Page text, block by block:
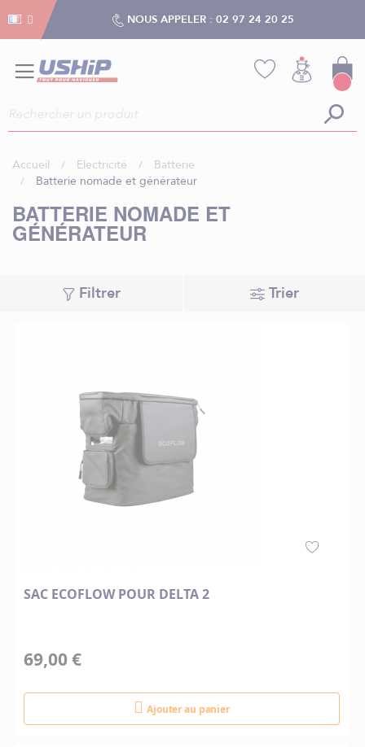
NOUS APPELER : 02 97 24 20 25
Accueil Electricité
Batterie
Batterie nomade et générateur
BATTERIE NOMADE ET
GÉNÉRATEUR
Filtrer Trier
SAC ECOFLOW POUR DELTA 2
69,00 €
Ajouter au panier
Gestion des cookies
Gestion des cookies